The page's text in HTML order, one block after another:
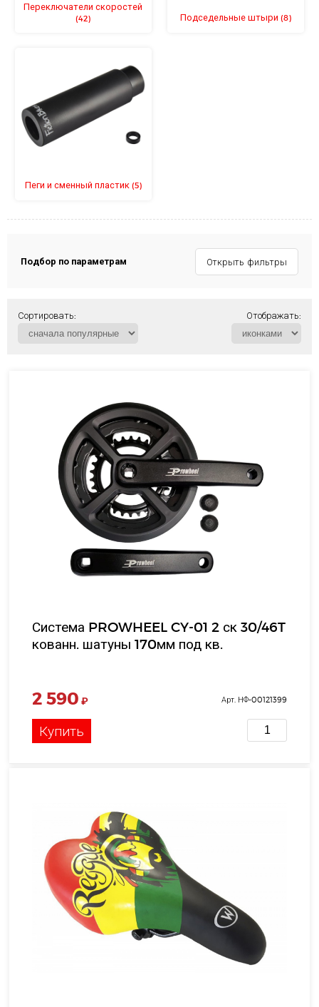
Переключатели скоростей
(42) Подседельные штыри (8)
Пеги и сменный пластик (5)
Подбор по параметрам Открыть фильтры
Сортировать: Отображать:
Система PROWHEEL CY-01 2 ск 30/46T
кованн. шатуны 170мм под кв.
2 590 ₽ Арт. НФ-00121399
Купить